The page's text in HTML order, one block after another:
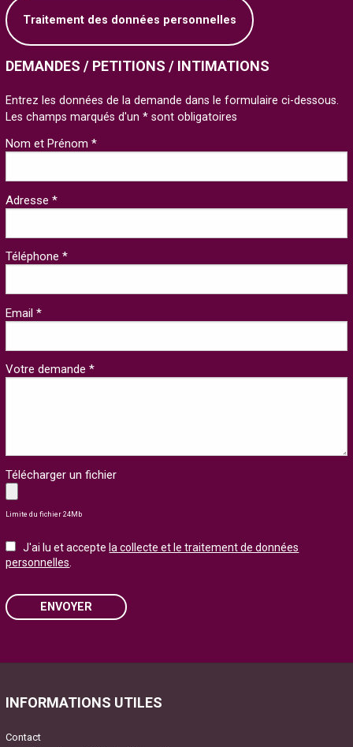
Traitement des données personnelles
DEMANDES / PETITIONS / INTIMATIONS
Entrez les données de la demande dans le formulaire ci-dessous.
Les champs marqués d'un * sont obligatoires
Nom et Prénom *
Adresse *
Téléphone *
Email *
Votre demande *
Télécharger un fichier
Limite du fichier 24Mb
J'ai lu et accepte la collecte et le traitement de données
personnelles
ENVOYER
INFORMATIONS UTILES
Contact